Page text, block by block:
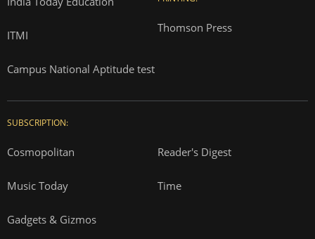
ITMI
Campus National Aptitude test
Thomson Press
SUBSCRIPTION:
Cosmopolitan Reader's Digest
Music Today Time
Gadgets & Gizmos